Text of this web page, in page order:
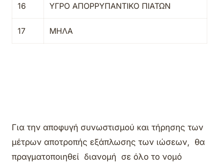
16 ΥΓΡΟ ΑΠΟΡΡΥΠΑΝΤΙΚΟ ΠΙΑΤΩΝ
17 ΜΗΛΑ
Για την αποφυγή συνωστισμού και τήρησης των
μέτρων αποτροπής εξάπλωσης των ιώσεων, θα
πραγματοποιηθεί διανομή σε όλο το νομό